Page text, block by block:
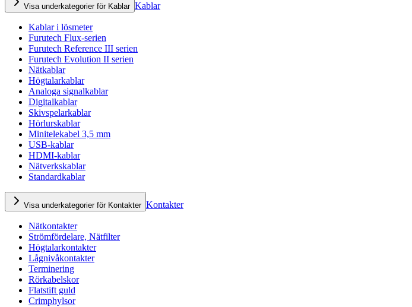
Visa underkategorier för Kablar Kablar
Kablar i lösmeter
Furutech Flux-serien
Furutech Reference III serien
Furutech Evolution II serien
Nätkablar
Högtalarkablar
Analoga signalkablar
Digitalkablar
Skivspelarkablar
Hörlurskablar
Minitelekabel 3,5 mm
USB-kablar
HDMI-kablar
Nätverkskablar
Standardkablar
Visa underkategorier för Kontakter Kontakter
Nätkontakter
Strömfördelare, Nätfilter
Högtalarkontakter
Lågnivåkontakter
Terminering
Rörkabelskor
Flatstift guld
Crimphylsor